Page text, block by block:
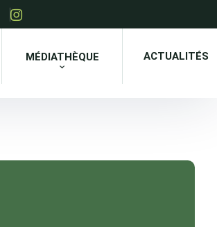
MÉDIATHÈQUE ACTUALITÉS